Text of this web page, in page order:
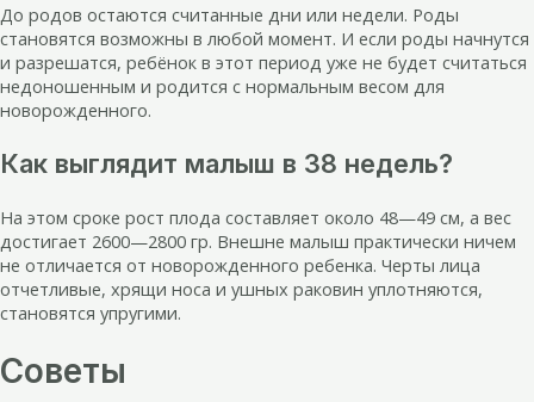
До родов остаются считанные дни или недели. Роды
становятся возможны в любой момент. И если роды начнутся
и разрешатся, ребёнок в этот период уже не будет считаться
недоношенным и родится с нормальным весом для
новорожденного.
Как выглядит малыш в 38 недель?
На этом сроке рост плода составляет около 48—49 см, а вес
достигает 2600—2800 гр. Внешне малыш практически ничем
не отличается от новорожденного ребенка. Черты лица
отчетливые, хрящи носа и ушных раковин уплотняются,
становятся упругими.
Советы